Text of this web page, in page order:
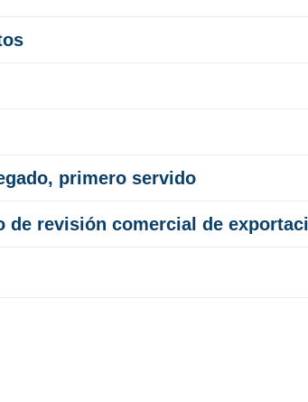
primero servido
de revisión comercial de